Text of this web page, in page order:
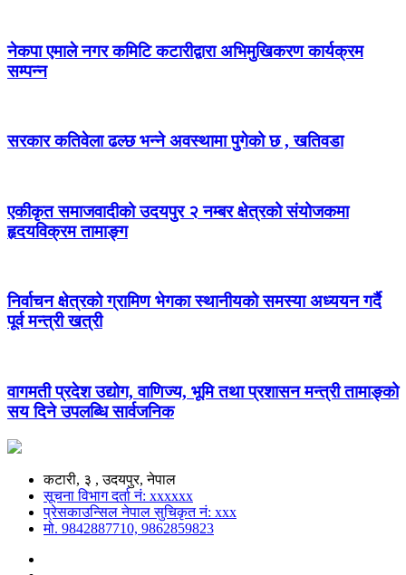
नेकपा एमाले नगर कमिटि कटारीद्वारा अभिमुखिकरण कार्यक्रम
सम्पन्न
सरकार कतिवेला ढल्छ भन्ने अवस्थामा पुगेको छ , खतिवडा
एकीकृत समाजवादीको उदयपुर २ नम्बर क्षेत्रको संयोजकमा
हृदयविक्रम तामाङ्ग
निर्वाचन क्षेत्रको ग्रामिण भेगका स्थानीयको समस्या अध्ययन गर्दै
पूर्व मन्त्री खत्री
वागमती प्रदेश उद्योग, वाणिज्य, भूमि तथा प्रशासन मन्त्री तामाङ्को
सय दिने उपलब्धि सार्वजनिक
कटारी, ३ , उदयपुर, नेपाल
सूचना विभाग दर्ता नं: xxxxxx
प्रेसकाउन्सिल नेपाल सुचिकृत नं: xxx
मो. 9842887710, 9862859823